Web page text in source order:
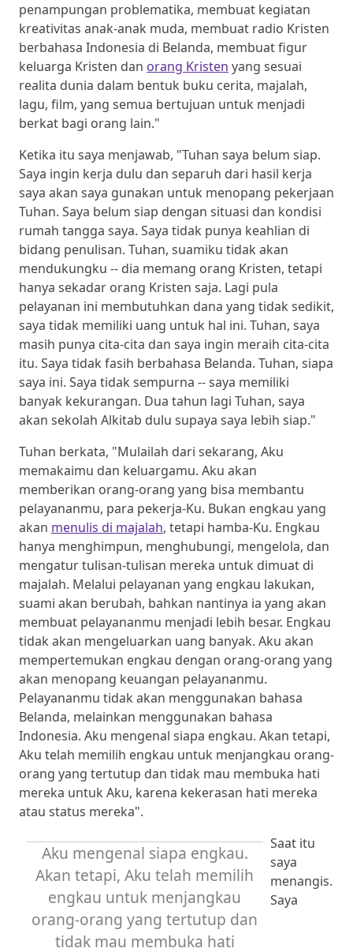
penampungan problematika, membuat kegiatan
kreativitas anak-anak muda, membuat radio Kristen
berbahasa Indonesia di Belanda, membuat figur
keluarga Kristen dan orang Kristen yang sesuai
realita dunia dalam bentuk buku cerita, majalah,
lagu, film, yang semua bertujuan untuk menjadi
berkat bagi orang lain."
Ketika itu saya menjawab, "Tuhan saya belum siap.
Saya ingin kerja dulu dan separuh dari hasil kerja
saya akan saya gunakan untuk menopang pekerjaan
Tuhan. Saya belum siap dengan situasi dan kondisi
rumah tangga saya. Saya tidak punya keahlian di
bidang penulisan. Tuhan, suamiku tidak akan
mendukungku -- dia memang orang Kristen, tetapi
hanya sekadar orang Kristen saja. Lagi pula
pelayanan ini membutuhkan dana yang tidak sedikit,
saya tidak memiliki uang untuk hal ini. Tuhan, saya
masih punya cita-cita dan saya ingin meraih cita-cita
itu. Saya tidak fasih berbahasa Belanda. Tuhan, siapa
saya ini. Saya tidak sempurna -- saya memiliki
banyak kekurangan. Dua tahun lagi Tuhan, saya
akan sekolah Alkitab dulu supaya saya lebih siap."
Tuhan berkata, "Mulailah dari sekarang, Aku
memakaimu dan keluargamu. Aku akan
memberikan orang-orang yang bisa membantu
pelayananmu, para pekerja-Ku. Bukan engkau yang
akan menulis di majalah, tetapi hamba-Ku. Engkau
hanya menghimpun, menghubungi, mengelola, dan
mengatur tulisan-tulisan mereka untuk dimuat di
majalah. Melalui pelayanan yang engkau lakukan,
suami akan berubah, bahkan nantinya ia yang akan
membuat pelayananmu menjadi lebih besar. Engkau
tidak akan mengeluarkan uang banyak. Aku akan
mempertemukan engkau dengan orang-orang yang
akan menopang keuangan pelayananmu.
Pelayananmu tidak akan menggunakan bahasa
Belanda, melainkan menggunakan bahasa
Indonesia. Aku mengenal siapa engkau. Akan tetapi,
Aku telah memilih engkau untuk menjangkau orang-
orang yang tertutup dan tidak mau membuka hati
mereka untuk Aku, karena kekerasan hati mereka
atau status mereka".
Aku mengenal siapa engkau.
Akan tetapi, Aku telah memilih
engkau untuk menjangkau
orang-orang yang tertutup dan
tidak mau membuka hati
Saat itu
saya
menangis.
Saya